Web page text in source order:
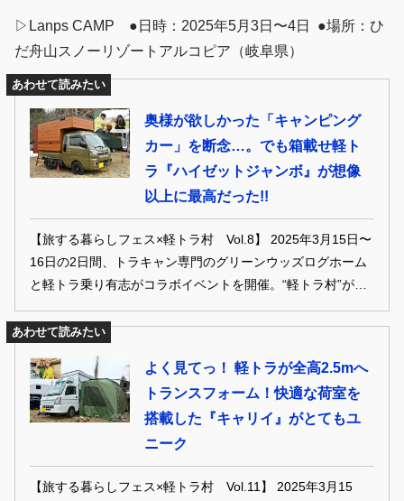
▷Lanps CAMP ●日時：2025年5月3日〜4日 ●場所：ひ
だ舟山スノーリゾートアルコピア（岐阜県）
あわせて読みたい
奥様が欲しかった「キャンピング
カー」を断念…。でも箱載せ軽ト
ラ『ハイゼットジャンボ』が想像
以上に最高だった!!
【旅する暮らしフェス×軽トラ村 Vol.8】 2025年3月15日〜
16日の2日間、トラキャン専門のグリーンウッズログホーム
と軽トラ乗り有志がコラボイベントを開催。“軽トラ村”が開
村され、全国各地から軽トラキャンパーが大集合した。そん
な軽トライベントをレポートします！
あわせて読みたい
よく見てっ！ 軽トラが全高2.5mへ
トランスフォーム！快適な荷室を
搭載した『キャリイ』がとてもユ
ニーク
【旅する暮らしフェス×軽トラ村 Vol.11】 2025年3月15